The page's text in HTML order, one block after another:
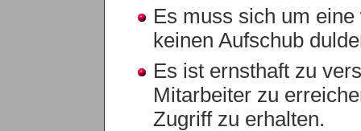
Es muss sich um
keinen Aufschub
Es ist ernsthaft zu
Mitarbeiter zu
Zugriff zu erhalten.